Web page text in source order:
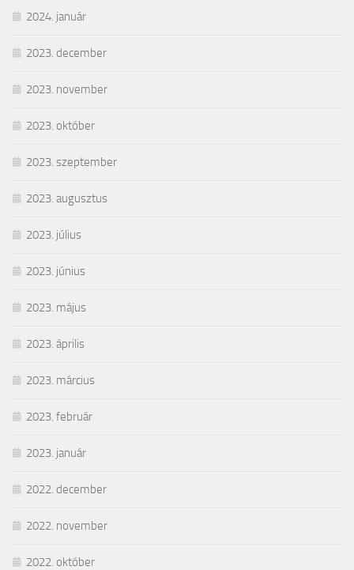
2024. január
2023. december
2023. november
2023. október
2023. szeptember
2023. augusztus
2023. július
2023. június
2023. május
2023. április
2023. március
2023. február
2023. január
2022. december
2022. november
2022. október